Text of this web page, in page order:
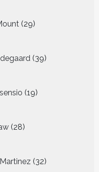
29
producten
39
producten
19
producten
28
producten
32
producten